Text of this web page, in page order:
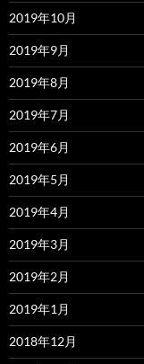
2019年10月
2019年9月
2019年8月
2019年7月
2019年6月
2019年5月
2019年4月
2019年3月
2019年2月
2019年1月
2018年12月